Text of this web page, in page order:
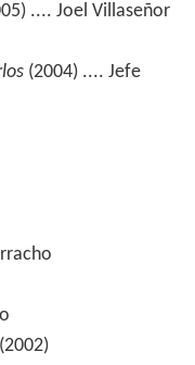
.... Joel Villaseñor
(2004) .... Jefe